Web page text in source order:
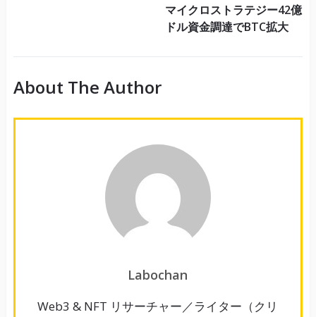
マイクロストラテジー42億
ドル資金調達でBTC拡大
About The Author
Labochan
Web3 & NFT リサーチャー／ライター（クリ